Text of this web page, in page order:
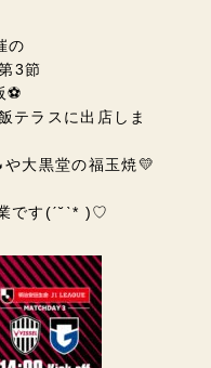
の
3節
⚽
テラスに出店しま
大黒堂の福玉焼💛
です(ˊ˘ˋ* )♡